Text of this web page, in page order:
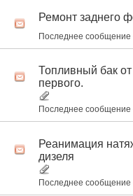
Ремонт заднего
Последнее сообщение
Топливный бак
первого.
Последнее сообщение
Реанимация
дизеля
Последнее сообщение